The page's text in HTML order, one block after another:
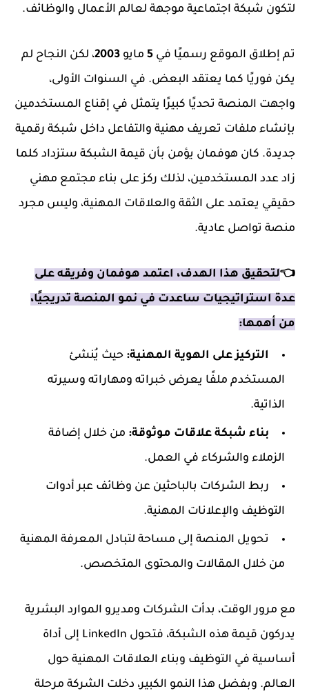
لتكون شبكة اجتماعية موجهة لعالم الأعمال والوظائف.
تم إطلاق الموقع رسميًا في 5 مايو 2003، لكن النجاح لم
يكن فوريًا كما يعتقد البعض. في السنوات الأولى،
واجهت المنصة تحديًا كبيرًا يتمثل في إقناع المستخدمين
بإنشاء ملفات تعريف مهنية والتفاعل داخل شبكة رقمية
جديدة. كان هوفمان يؤمن بأن قيمة الشبكة ستزداد كلما
زاد عدد المستخدمين، لذلك ركز على بناء مجتمع مهني
حقيقي يعتمد على الثقة والعلاقات المهنية، وليس مجرد
منصة تواصل عادية.
👈لتحقيق هذا الهدف، اعتمد هوفمان وفريقه على
عدة استراتيجيات ساعدت في نمو المنصة تدريجيًا،
من أهمها:
التركيز على الهوية المهنية: حيث يُنشئ
المستخدم ملفًا يعرض خبراته ومهاراته وسيرته
الذاتية.
بناء شبكة علاقات موثوقة: من خلال إضافة
الزملاء والشركاء في العمل.
ربط الشركات بالباحثين عن وظائف عبر أدوات
التوظيف والإعلانات المهنية.
تحويل المنصة إلى مساحة لتبادل المعرفة المهنية
من خلال المقالات والمحتوى المتخصص.
مع مرور الوقت، بدأت الشركات ومديرو الموارد البشرية
يدركون قيمة هذه الشبكة، فتحول LinkedIn إلى أداة
أساسية في التوظيف وبناء العلاقات المهنية حول
العالم. وبفضل هذا النمو الكبير، دخلت الشركة مرحلة